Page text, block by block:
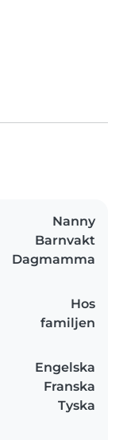
Nanny
Barnvakt
Dagmamma
Hos
familjen
Engelska
Franska
Tyska